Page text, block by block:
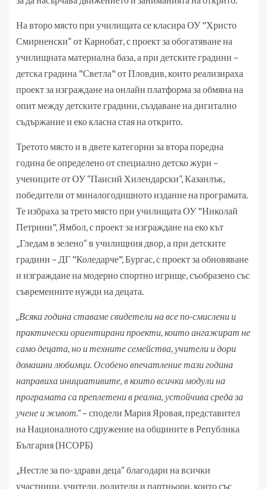
На второ място при училищата се класира ОУ "Христо
Смирненски“ от Карнобат, с проект за обогатяване на
училищната материална база, а при детските градини –
детска градина "Светла" от Пловдив, които реализираха
проект за изграждане на онлайн платформа за обмяна на
опит между детските градини, създаване на дигитално
съдържание и еко класна стая на открито.
Третото място и в двете категории за втора поредна
година бе определено от специално детско жури –
учениците от ОУ “Паисий Хилендарски”, Казанлък,
победители от миналогодишното издание на програмата.
Те избраха за трето място при училищата ОУ "Николай
Петрини", Ямбол, с проект за изграждане на еко кът
„Гледам в зелено“ в училищния двор, а при детските
градини – ДГ "Коледарче", Бургас, с проект за обновяване
и изграждане на модерно спортно игрище, съобразено със
съвременните нужди на децата.
„Всяка година ставаме свидетели на все по-смислени и
практически ориентирани проекти, които ангажират не
само децата, но и техните семейства, учители и дори
домашни любимци. Особено впечатление тази година
направиха инициативите, в които всички модули на
програмата са преплетени в реална, устойчива среда за
учене и живот.“– сподели Мария Яровая, представител
на Националното сдружение на общините в Република
България (НСОРБ)
„Нестле за по-здрави деца“ благодари на всички
участници, учители, родители и партньори, които със